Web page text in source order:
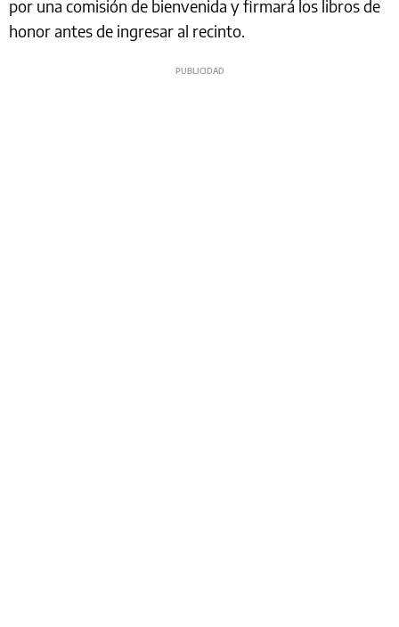
por una comisión de bienvenida y firmará los libros de
honor antes de ingresar al recinto.